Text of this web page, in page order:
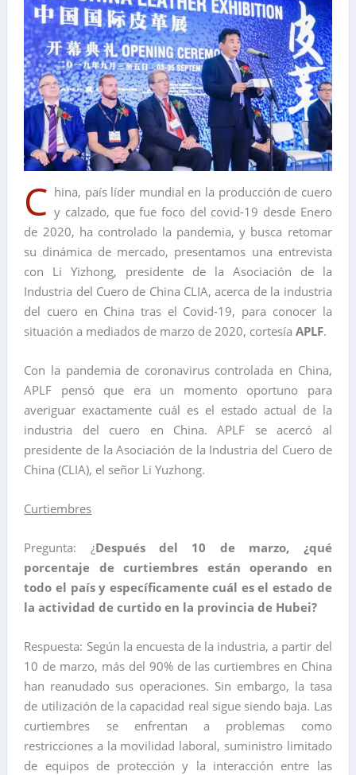
C hina, país líder mundial en la producción de cuero
y calzado, que fue foco del covid-19 desde Enero
de 2020, ha controlado la pandemia, y busca retomar
su dinámica de mercado, presentamos una entrevista
con Li Yizhong, presidente de la Asociación de la
Industria del Cuero de China CLIA, acerca de la industria
del cuero en China tras el Covid-19, para conocer la
situación a mediados de marzo de 2020, cortesíaAPLF.
Con la pandemia de coronavirus controlada en China,
APLF pensó que era un momento oportuno para
averiguar exactamente cuál es el estado actual de la
industria del cuero en China. APLF se acercó al
presidente de la Asociación de la Industria del Cuero de
China (CLIA), el señor Li Yuzhong.
Curtiembres
Pregunta: ¿Después del 10 de marzo, ¿qué
porcentaje de curtiembres están operando en
todo el país y específicamente cuál es el estado de
la actividad de curtido en la provincia de Hubei?
Respuesta: Según la encuesta de la industria, a partir del
10 de marzo, más del 90% de las curtiembres en China
han reanudado sus operaciones. Sin embargo, la tasa
de utilización de la capacidad real sigue siendo baja. Las
curtiembres se enfrentan a problemas como
restricciones a la movilidad laboral, suministro limitado
de equipos de protección y la interacción entre las